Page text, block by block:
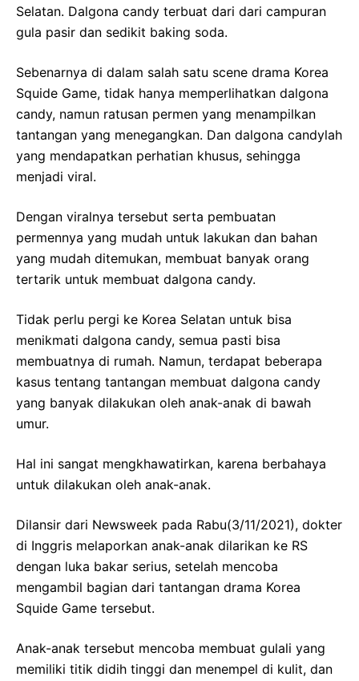
Selatan. Dalgona candy terbuat dari dari campuran
gula pasir dan sedikit baking soda.
Sebenarnya di dalam salah satu scene drama Korea
Squide Game, tidak hanya memperlihatkan dalgona
candy, namun ratusan permen yang menampilkan
tantangan yang menegangkan. Dan dalgona candylah
yang mendapatkan perhatian khusus, sehingga
menjadi viral.
Dengan viralnya tersebut serta pembuatan
permennya yang mudah untuk lakukan dan bahan
yang mudah ditemukan, membuat banyak orang
tertarik untuk membuat dalgona candy.
Tidak perlu pergi ke Korea Selatan untuk bisa
menikmati dalgona candy, semua pasti bisa
membuatnya di rumah. Namun, terdapat beberapa
kasus tentang tantangan membuat dalgona candy
yang banyak dilakukan oleh anak-anak di bawah
umur.
Hal ini sangat mengkhawatirkan, karena berbahaya
untuk dilakukan oleh anak-anak.
Dilansir dari Newsweek pada Rabu(3/11/2021), dokter
di Inggris melaporkan anak-anak dilarikan ke RS
dengan luka bakar serius, setelah mencoba
mengambil bagian dari tantangan drama Korea
Squide Game tersebut.
Anak-anak tersebut mencoba membuat gulali yang
memiliki titik didih tinggi dan menempel di kulit, dan